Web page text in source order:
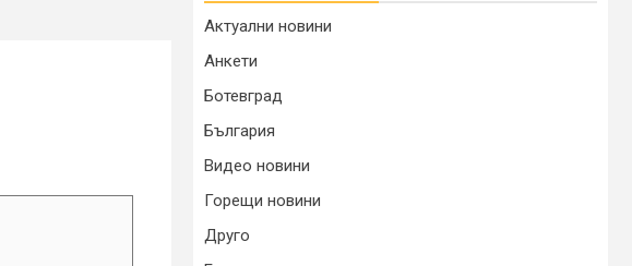
Актуални новини
Анкети
Ботевград
България
Видео новини
Горещи новини
Друго